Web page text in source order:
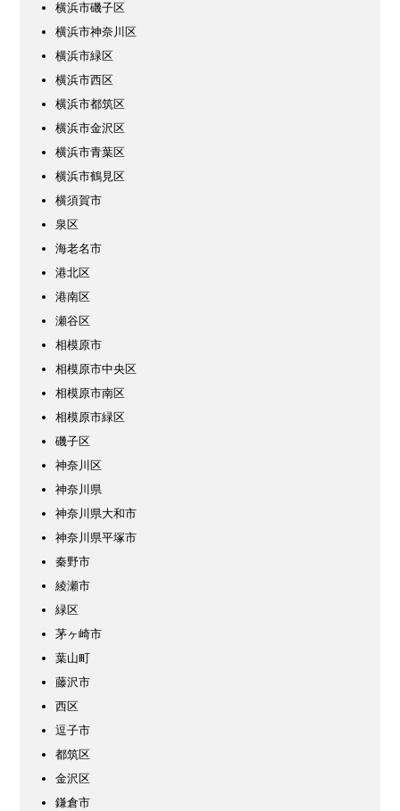
横浜市磯子区
横浜市神奈川区
横浜市緑区
横浜市西区
横浜市都筑区
横浜市金沢区
横浜市青葉区
横浜市鶴見区
横須賀市
泉区
海老名市
港北区
港南区
瀬谷区
相模原市
相模原市中央区
相模原市南区
相模原市緑区
磯子区
神奈川区
神奈川県
神奈川県大和市
神奈川県平塚市
秦野市
綾瀬市
緑区
茅ヶ崎市
葉山町
藤沢市
西区
逗子市
都筑区
金沢区
鎌倉市